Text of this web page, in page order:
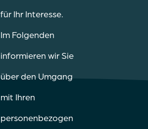
für Ihr Interesse.
Im Folgenden
informieren wir Sie
über den Umgang
mit Ihren
personenbezogen